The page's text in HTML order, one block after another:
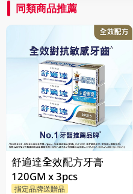
同類商品推薦
舒適達全效配方牙膏
120GM x 3pcs
指定品牌送贈品